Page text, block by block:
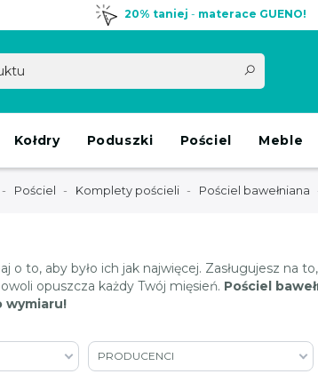
20% taniej - materace GUENO!
Kołdry Poduszki Pościel Meble
Pościel Komplety pościeli Pościel bawełniana
o to, aby było ich jak najwięcej. Zasługujesz na
opuszcza każdy Twój mięsień. Pościel
wymiaru!
PRODUCENCI